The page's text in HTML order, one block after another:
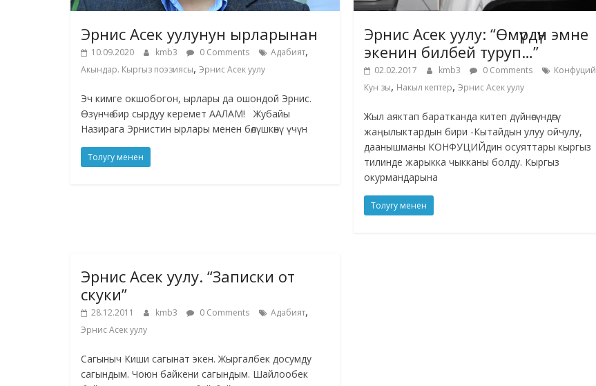
Эрнис Асек уулунун ырларынан
10.09.2020 kmb3 0 Comments Адабият,
Акындар. Кыргыз поэзиясы, Эрнис Асек уулу
Эч кимге окшобогон, ырлары да ошондой Эрнис.
Өзүнчө бир сырдуу керемет ААЛАМ! Жубайы
Назирага Эрнистин ырлары менен бөлүшкөнү үчүн
Толугу менен
Эрнис Асек уулу: “Өмүрдүн эмне
экенин билбей туруп…”
02.02.2017 kmb3 0 Comments Конфуций
Кун зы, Накыл кептер,Эрнис Асек уулу
Жыл аяктап баратканда китеп дүйнөсүндөгү
жаңылыктардын бири -Кытайдын улуу ойчулу,
даанышманы КОНФУЦИЙдин осуяттары кыргыз
тилинде жарыкка чыкканы болду. Кыргыз
окурмандарына
Толугу менен
Эрнис Асек уулу. “Записки от
скуки”
28.12.2011 kmb3 0 Comments Адабият,
Эрнис Асек уулу
Сагыныч Киши сагынат экен. Жыргалбек досумду
сагындым. Чоюн байкени сагындым. Шайлообек